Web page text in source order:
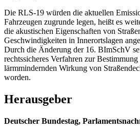
Die RLS-19 würden die aktuellen
Fahrzeugen zugrunde legen, heißt es
die akustischen Eigenschaften von
Geschwindigkeiten in Innerortslagen
Durch die Änderung der 16. BImSchV
rechtssicheres Verfahren zur
lärmmindernden Wirkung von
worden.
Herausgeber
Deutscher Bundestag,